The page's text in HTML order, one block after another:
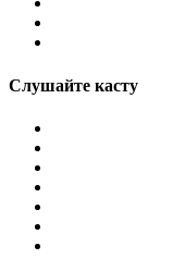
Слушайте касту